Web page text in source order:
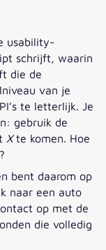
usability-
schrijft, waarin
die de
van je
te letterlijk. Je
gebruik de
Xte komen. Hoe
bent daarom op
naar een auto
op met de
die volledig